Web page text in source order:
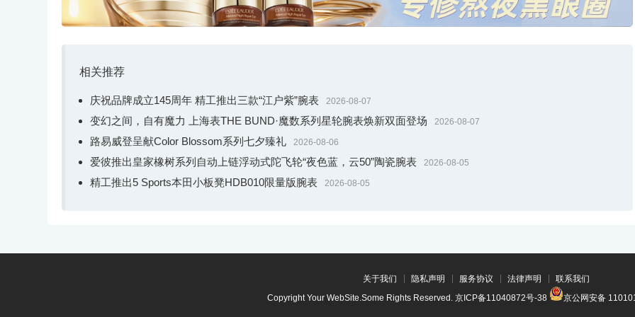
相关推荐
庆祝品牌成立145周年 精工推出三款“江户紫”腕表 2026-08-07
变幻之间，自有魔力 上海表THE BUND·魔数系列星轮腕表焕新双面登场 2026-08-07
路易威登呈献Color Blossom系列七夕臻礼 2026-08-06
爱彼推出皇家橡树系列自动上链浮动式陀飞轮“夜色蓝，云50”陶瓷腕表 2026-08-05
精工推出5 Sports本田小板凳HDB010限量版腕表 2026-08-05
关于我们 隐私声明 服务协议 法律声明
联系我们
Copyright Your WebSite.Some Rights Reserved. 京ICP备11040872号-38 京公网安备